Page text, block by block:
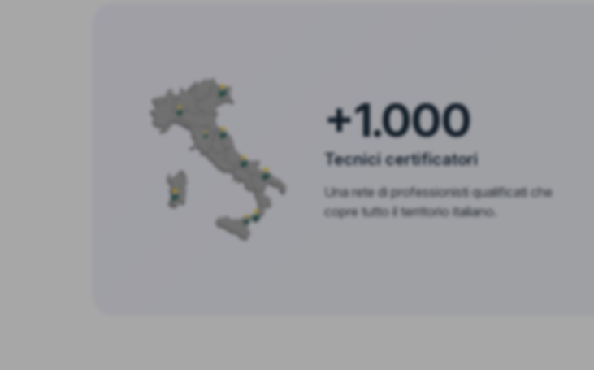
+1.000
Tecnici certificatori
Una rete di professionisti qualificati che
copre tutto il territorio italiano.